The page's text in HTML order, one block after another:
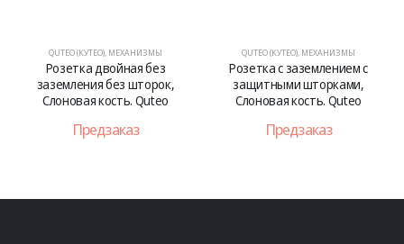
QUTEO (КУТЕО), МЕХАНИЗМЫ
Розетка двойная без
заземления без шторок,
Слоновая кость. Quteo
Предзаказ
QUTEO (КУТЕО), МЕХАНИЗМЫ
Розетка с заземлением с
защитными шторками,
Слоновая кость. Quteo
Предзаказ